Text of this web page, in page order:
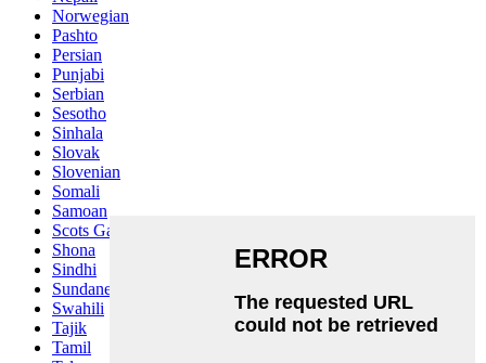
Norwegian
Pashto
Persian
Punjabi
Serbian
Sesotho
Sinhala
Slovak
Slovenian
Somali
Samoan
Scots Gaelic
Shona
Sindhi
Sundanese
Swahili
Tajik
Tamil